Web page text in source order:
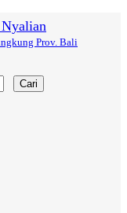
Nyalian
Prov. Bali
Cari